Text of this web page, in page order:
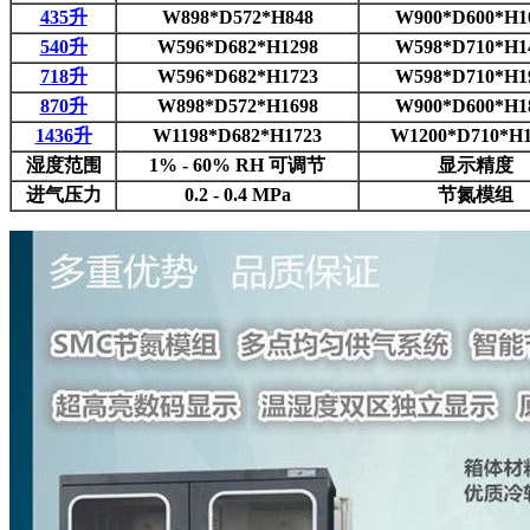
435升 W898*D572*H848
540升
W596*D682*H1298
718升
W596*D682*H1723
870升
W898*D572*H1698
1436升
W1198*D682*H1723
湿度范围
1% - 60% RH 可调节
显示精度
进气压力
0.2 - 0.4 MPa 节氮模组